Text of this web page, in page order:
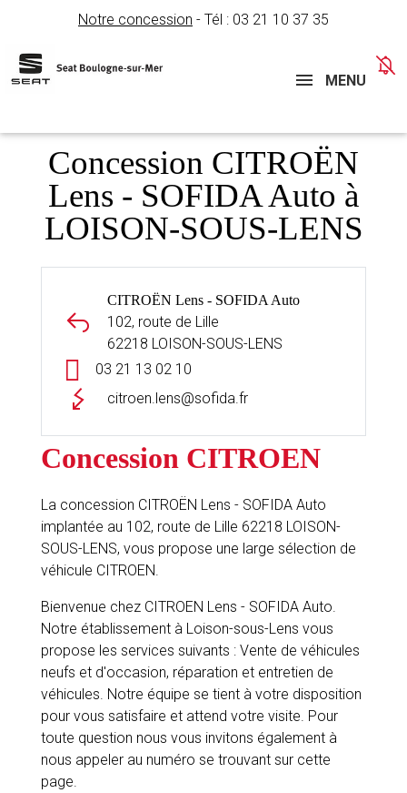
Notre concession - Tél : 03 21 10 37 35
Concessions
MENU
Concession CITROËN
Lens - SOFIDA Auto à
LOISON-SOUS-LENS
CITROËN Lens - SOFIDA Auto
102, route de Lille
62218 LOISON-SOUS-LENS
03 21 13 02 10
citroen.lens@sofida.fr
Concession CITROEN
La concession CITROËN Lens - SOFIDA Auto
implantée au 102, route de Lille 62218 LOISON-
SOUS-LENS, vous propose une large sélection de
véhicule CITROEN.
Bienvenue chez CITROEN Lens - SOFIDA Auto.
Notre établissement à Loison-sous-Lens vous
propose les services suivants : Vente de véhicules
neufs et d'occasion, réparation et entretien de
véhicules. Notre équipe se tient à votre disposition
pour vous satisfaire et attend votre visite. Pour
toute question nous vous invitons également à
nous appeler au numéro se trouvant sur cette
page.